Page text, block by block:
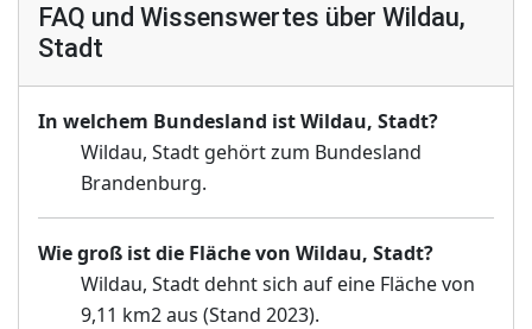
FAQ und Wissenswertes über Wildau,
Stadt
In welchem Bundesland ist Wildau, Stadt?
Wildau, Stadt gehört zum Bundesland
Brandenburg.
Wie groß ist die Fläche von Wildau, Stadt?
Wildau, Stadt dehnt sich auf eine Fläche von
9,11 km2 aus (Stand 2023).